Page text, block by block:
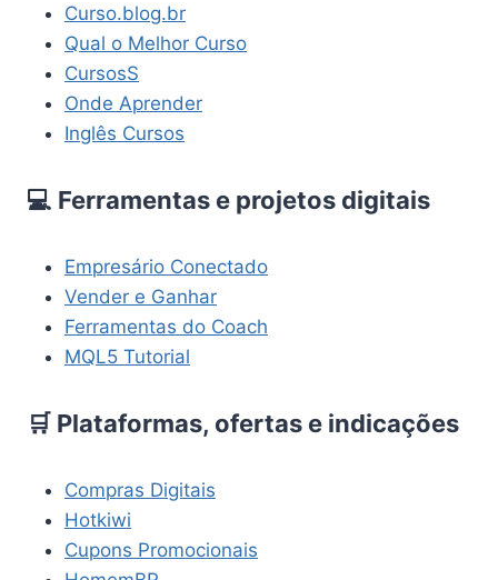
Curso.blog.br
Qual o Melhor Curso
CursosS
Onde Aprender
Inglês Cursos
💻 Ferramentas e projetos digitais
Empresário Conectado
Vender e Ganhar
Ferramentas do Coach
MQL5 Tutorial
🛒 Plataformas, ofertas e indicações
Compras Digitais
Hotkiwi
Cupons Promocionais